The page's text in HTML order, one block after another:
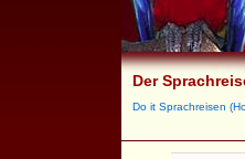
Der
Do it Sprachreisen